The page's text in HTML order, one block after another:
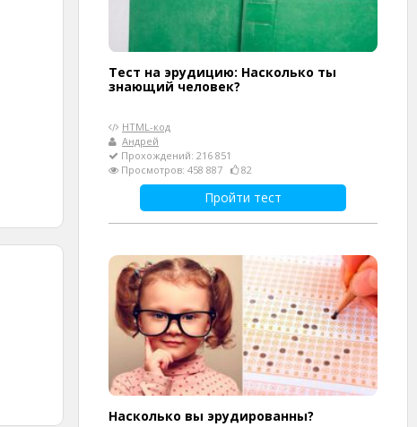
Тест на эрудицию: Насколько ты
знающий человек?
HTML-код
Андрей
Прохождений: 216 851
Просмотров: 458 887
82
Пройти тест
Насколько вы эрудированны?